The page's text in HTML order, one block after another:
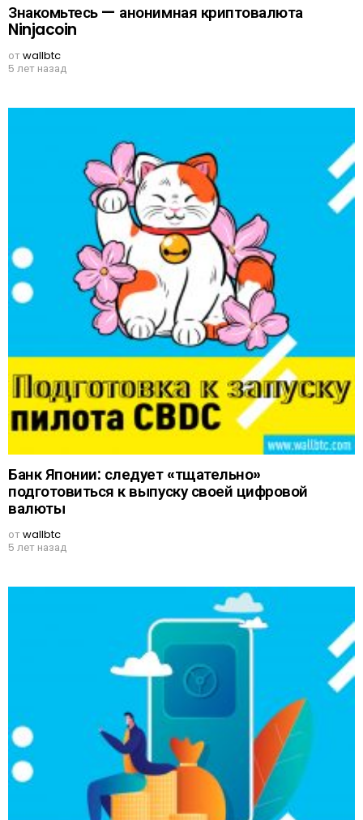
Знакомьтесь — анонимная криптовалюта
Ninjacoin
отwallbtc
5 лет назад
Банк Японии: следует «тщательно»
подготовиться к выпуску своей цифровой
валюты
отwallbtc
5 лет назад